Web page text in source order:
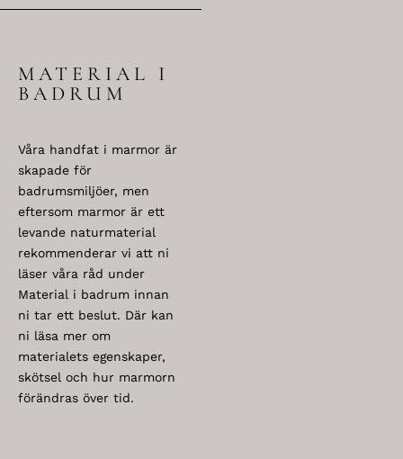
MATERIAL I
BADRUM
Våra handfat i marmor är
skapade för
badrumsmiljöer, men
eftersom marmor är ett
levande naturmaterial
rekommenderar vi att ni
läser våra råd under
Material i badrum innan
ni tar ett beslut. Där kan
ni läsa mer om
materialets egenskaper,
skötsel och hur marmorn
förändras över tid.